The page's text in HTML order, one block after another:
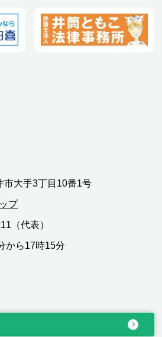
市大手3丁目10番1号
プ
（代表）
から17時15分